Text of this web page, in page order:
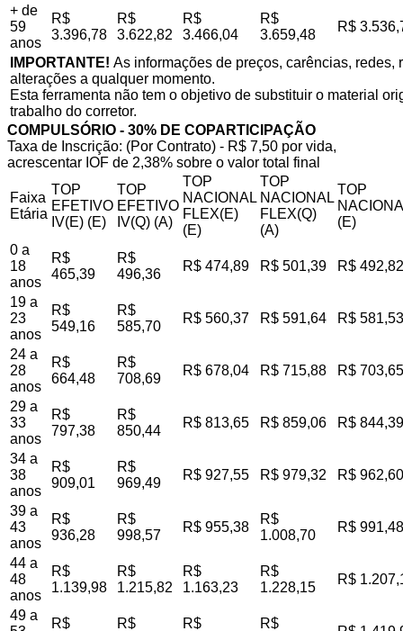
+ de
59
anos
R$
3.396,78
R$
3.622,82
R$
3.466,04
R$
3.659,48
R$
IMPORTANTE! As informações de preços, carências,
alterações a qualquer momento.
Esta ferramenta não tem o objetivo de substituir o material
trabalho do corretor.
COMPULSÓRIO - 30% DE COPARTICIPAÇÃO
Taxa de Inscrição: (Por Contrato) - R$ 7,50 por vida,
acrescentar IOF de 2,38% sobre o valor total final
Faixa
Etária
TOP
EFETIVO
IV(E) (E)
TOP
EFETIVO
IV(Q) (A)
TOP
NACIONAL
FLEX(E)
(E)
TOP
NACIONAL
FLEX(Q)
(A)
TOP
(E)
0 a
18
anos
R$
465,39
R$
496,36
R$ 474,89 R$ 501,39 R$ 492,82
19 a
23
anos
R$
549,16
R$
585,70
R$ 560,37 R$ 591,64 R$ 581,53
24 a
28
anos
R$
664,48
R$
708,69
R$ 678,04 R$ 715,88 R$ 703,65
29 a
33
anos
R$
797,38
R$
850,44
R$ 813,65 R$ 859,06 R$ 844,39
34 a
38
anos
R$
909,01
R$
969,49
R$ 927,55 R$ 979,32 R$ 962,60
39 a
43
anos
R$
936,28
R$
998,57
R$ 955,38
R$
1.008,70
R$ 991,48
44 a
48
anos
R$
1.139,98
R$
1.215,82
R$
1.163,23
R$
1.228,15
R$
49 a
R$
R$
R$
R$